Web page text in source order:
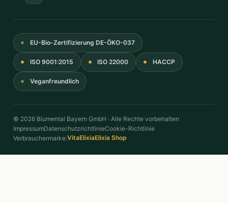
EU-Bio-Zertifizierung DE-ÖKO-037
ISO 9001:2015 ISO 22000 HACCP
Veganfreundlich
© 2026 Blumental Bayern GmbH · Alle Rechte vorbehalten
ImpressumDatenschutzrichtlinieCookie-Richtlinie
Verbrauchermarke:VitaElixiaElixia Shop